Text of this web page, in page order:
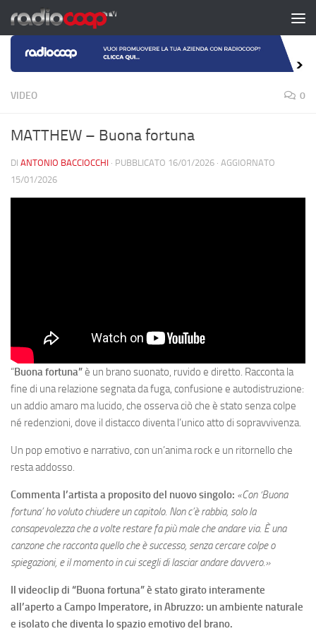
Salta al contenuto
VIDEO 0
MATTHEW – Buona fortuna
DI ANTONIO BACCIOCCHI · PUBBLICATO 16/01/2026 · AGGIORNATO
15/01/2026
“Buona fortuna”è un brano suonato, ruvido e diretto. Racconta la
fine di una relazione segnata da fuga, confusione e autodistruzione:
un addio amaro ma lucido, che osserva ciò che è stato senza colpe
né redenzioni, dove il distacco diventa l’unico atto di sopravvivenza.
Un pop emotivo e narrativo, con un’anima rock e un ritornello che
resta addosso.
Commenta l’artista a proposito del nuovo singolo: «Con ‘Buona
fortuna’ ho voluto chiudere un capitolo. Non c’è rabbia, solo la
consapevolezza che a volte restare fa più male che andare via. È una
canzone che racconta quello che è successo, senza cercare colpe o
spiegazioni, e il momento in cui scegli di lasciar andare davvero.»
Il videoclip di “Buona fortuna” è stato girato interamente
all’aperto a Campo Imperatore, in Abruzzo: un ambiente naturale
e isolato che diventa lo spazio emotivo del brano.